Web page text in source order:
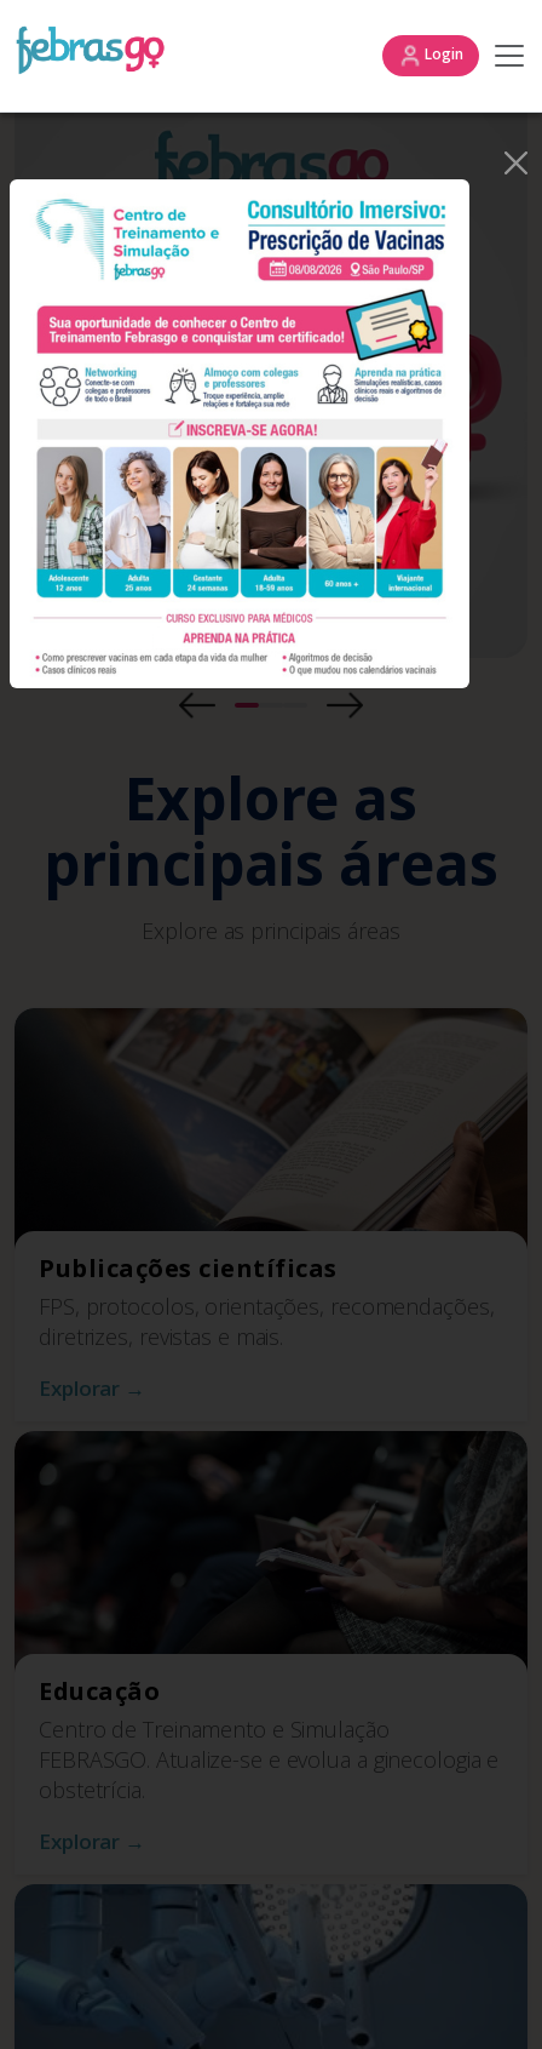
Login
Explore as
principais áreas
Explore as principais áreas
Publicações científicas
FPS, protocolos, orientações, recomendações,
diretrizes, revistas e mais.
Explorar →
Educação
Centro de Treinamento e Simulação
FEBRASGO. Atualize-se e evolua a ginecologia e
obstetrícia.
Explorar →